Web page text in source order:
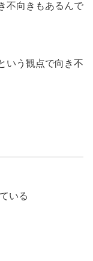
不向きもあるんで
いう観点で向き不
いる